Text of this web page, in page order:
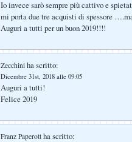
Io invece sarò sempre più cattivo e
mi porta due tre acquisti di spessore
Auguri a tutti per un buon 2019!!!!
Zecchini ha scritto:
Dicembre 31st, 2018 alle 09:05
Auguri a tutti!
Felice 2019
Franz Paperott ha scritto: